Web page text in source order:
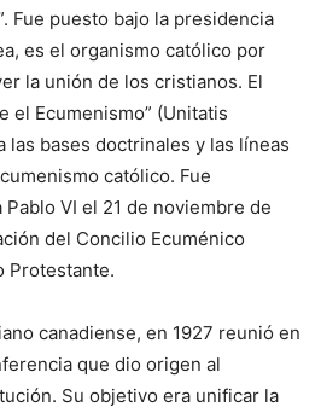
Fue puesto bajo la presidencia
es el organismo católico por
la unión de los cristianos. El
el Ecumenismo” (Unitatis
las bases doctrinales y las líneas
católico. Fue
VI el 21 de noviembre de
del Concilio Ecuménico
Protestante.
canadiense, en 1927 reunió en
que dio origen al
Su objetivo era unificar la